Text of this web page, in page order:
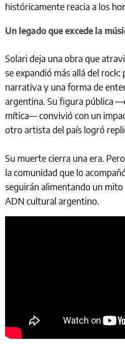
históricamente reacia a los
Un legado que excede la
Solari deja una obra que
se expandió más allá del rock:
narrativa y una forma de
argentina. Su figura pública
mítica— convivió con un
otro artista del país logró
Su muerte cierra una era.
la comunidad que lo
seguirán alimentando un
ADN cultural argentino.